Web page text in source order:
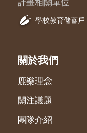
計畫相關單位
學校教育儲蓄戶
關於我們
鹿樂理念
關注議題
團隊介紹